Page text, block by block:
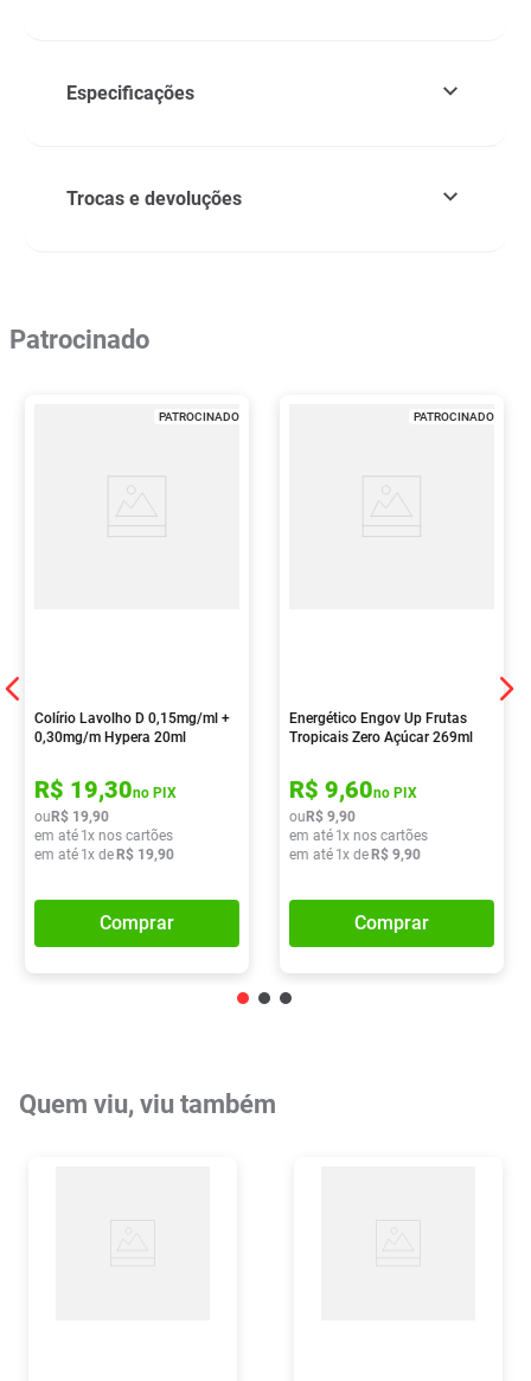
Especificações
Trocas e devoluções
Patrocinado
PATROCINADO
Colírio Lavolho D 0,15mg/ml +
0,30mg/m Hypera 20ml
R$ 19,30no PIX
ou R$ 19,90
em até 1x nos cartões
em até 1x de R$ 19,90
Comprar
PATROCINADO
Energético Engov Up Frutas
Tropicais Zero Açúcar 269ml
R$ 9,60no PIX
ou R$ 9,90
em até 1x nos cartões
em até 1x de R$ 9,90
Comprar
Quem viu, viu também